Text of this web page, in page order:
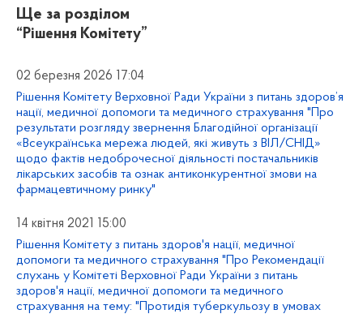
Ще за розділом
“Рішення Комітету”
02 березня 2026 17:04
Рішення Комітету Верховної Ради України з питань здоров’я
нації, медичної допомоги та медичного страхування "Про
результати розгляду звернення Благодійної організації
«Всеукраїнська мережа людей, які живуть з ВІЛ/СНІД»
щодо фактів недоброчесної діяльності постачальників
лікарських засобів та ознак антиконкурентної змови на
фармацевтичному ринку"
14 квітня 2021 15:00
Рішення Комітету з питань здоров'я нації, медичної
допомоги та медичного страхування "Про Рекомендації
слухань у Комітеті Верховної Ради України з питань
здоров'я нації, медичної допомоги та медичного
страхування на тему: "Протидія туберкульозу в умовах